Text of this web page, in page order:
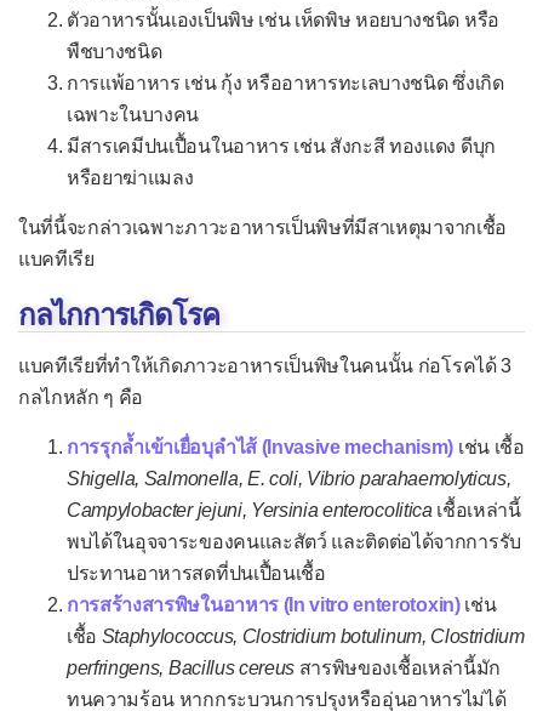
โรคหวัด
คออักเสบจากไวรัส
ชิคุนกุนยา
โปลิโอ
เยื่อบุตาอักเสบจากไวรัส
เยื่อหุ้มสมองอักเสบจากไวรัส
ลำไส้อักเสบจากโรต้าไวรัส
โรคติดเชื้อไซโตเมกะโลไวรัส
ไซโตเมกะโลไวรัสแต่กำเนิด
โรคติดเชื้อโมโนนิวคลีโอสิส
โรคพิษสุนัขบ้า
โรคฟิฟธ์
โรคมือเท้าปาก
โรคเริม
ตัวอาหารนั้นเองเป็นพิษ เช่น เห็ดพิษ หอยบางชนิด หรือ
พืชบางชนิด
การแพ้อาหาร เช่น กุ้ง หรืออาหารทะเลบางชนิด ซึ่งเกิด
เฉพาะในบางคน
มีสารเคมีปนเปื้อนในอาหาร เช่น สังกะสี ทองแดง ดีบุก
หรือยาฆ่าแมลง
ในที่นี้จะกล่าวเฉพาะภาวะอาหารเป็นพิษที่มีสาเหตุมาจากเชื้อ
แบคทีเรีย
กลไกการเกิดโรค
แบคทีเรียที่ทำให้เกิดภาวะอาหารเป็นพิษในคนนั้น ก่อโรคได้ 3
กลไกหลัก ๆ คือ
การรุกล้ำเข้าเยื่อบุลำไส้ (Invasive mechanism) เช่น เชื้อ
Shigella, Salmonella, E. coli, Vibrio parahaemolyticus,
Campylobacter jejuni, Yersinia enterocolitica เชื้อเหล่านี้
พบได้ในอุจจาระของคนและสัตว์ และติดต่อได้จากการรับ
ประทานอาหารสดที่ปนเปื้อนเชื้อ
การสร้างสารพิษในอาหาร (In vitro enterotoxin)เช่น
เชื้อ Staphylococcus, Clostridium botulinum, Clostridium
perfringens, Bacillus cereus สารพิษของเชื้อเหล่านี้มัก
ทนความร้อน หากกระบวนการปรุงหรืออุ่นอาหารไม่ได้